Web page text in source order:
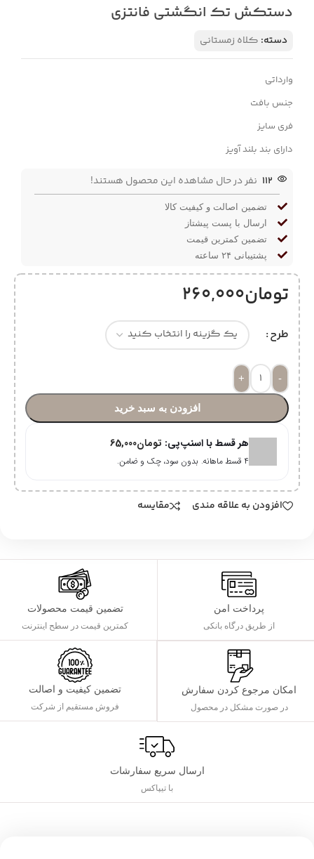
دستکش تک انگشتی فانتزی
دسته: کلاه زمستانی
وارداتی
جنس بافت
فری سایز
دارای بند بلند آویز
112 نفر در حال مشاهده این محصول هستند!
تضمین اصالت و کیفیت کالا
ارسال با پست پیشتاز
تضمین کمترین قیمت
پشتیبانی ۲۴ ساعته
تومان260,000
طرح
-
+
افزودن به سبد خرید
هر قسط با اسنپ‌پی: تومان65,000
۴ قسط ماهانه. بدون سود، چک و ضامن.
افزودن به علاقه مندی مقایسه
پرداخت امن
از طریق درگاه بانکی
تضمین قیمت محصولات
کمترین قیمت در سطح اینترنت
امکان مرجوع کردن سفارش
در صورت مشکل در محصول
تضمین کیفیت و اصالت
فروش مستقیم از شرکت
ارسال سریع سفارشات
با تیپاکس